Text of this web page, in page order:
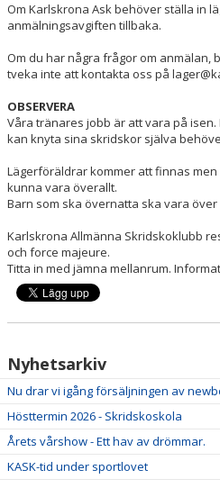
Om Karlskrona Ask behöver ställa in
anmälningsavgiften tillbaka.
Om du har några frågor om anmälan,
tveka inte att kontakta oss på
OBSERVERA
Våra tränares jobb är att vara på
kan knyta sina skridskor själva
Lägerföräldrar kommer att finnas
kunna vara överallt.
Barn som ska övernatta ska vara över
Karlskrona Allmänna Skridskoklubb
och force majeure.
Titta in med jämna mellanrum.
Nyhetsarkiv
Nu drar vi igång försäljningen av
Hösttermin 2026 - Skridskoskola
Årets vårshow - Ett hav av drömmar.
KASK-tid under sportlovet